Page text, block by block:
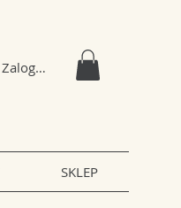
Zaloguj się
SKLEP